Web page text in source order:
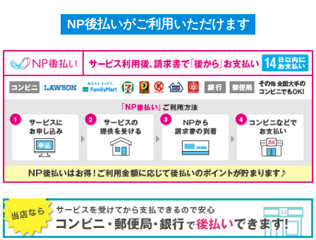
NP後払いがご利用いただけます